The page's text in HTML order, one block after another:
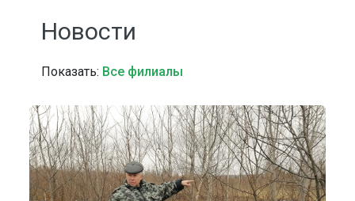
Новости
Показать: Все филиалы